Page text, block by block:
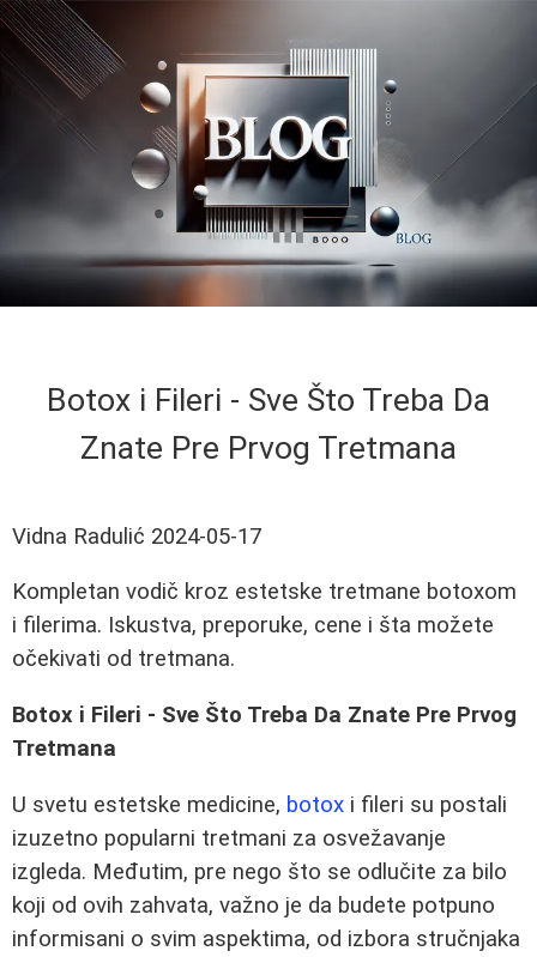
Botox i Fileri - Sve Što Treba Da
Znate Pre Prvog Tretmana
Vidna Radulić 2024-05-17
Kompletan vodič kroz estetske tretmane botoxom
i filerima. Iskustva, preporuke, cene i šta možete
očekivati od tretmana.
Botox i Fileri - Sve Što Treba Da Znate Pre Prvog
Tretmana
U svetu estetske medicine, botox i fileri su postali
izuzetno popularni tretmani za osvežavanje
izgleda. Međutim, pre nego što se odlučite za bilo
koji od ovih zahvata, važno je da budete potpuno
informisani o svim aspektima, od izbora stručnjaka